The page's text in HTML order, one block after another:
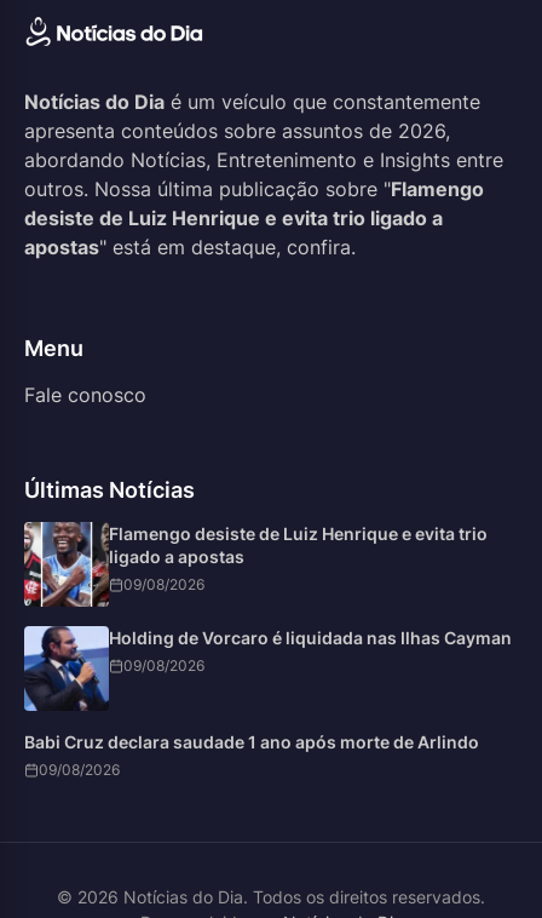
Notícias do Dia é um veículo que constantemente
apresenta conteúdos sobre assuntos de 2026,
abordando Notícias, Entretenimento e Insights entre
outros. Nossa última publicação sobre "Flamengo
desiste de Luiz Henrique e evita trio ligado a
apostas" está em destaque, confira.
Menu
Fale conosco
Últimas Notícias
Flamengo desiste de Luiz Henrique e evita trio
ligado a apostas
09/08/2026
Holding de Vorcaro é liquidada nas Ilhas Cayman
09/08/2026
Babi Cruz declara saudade 1 ano após morte de Arlindo
09/08/2026
© 2026 Notícias do Dia. Todos os direitos reservados.